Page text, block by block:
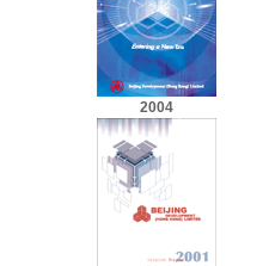
2004